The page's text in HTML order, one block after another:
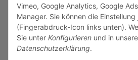
Vimeo, Google Analytics, Google
Manager. Sie können die
(Fingerabdruck-Icon links unten).
Sie unter Konfigurieren und in
Datenschutzerklärung.
* Alle Preise zzgl. gesetzlicher USt., zzgl.